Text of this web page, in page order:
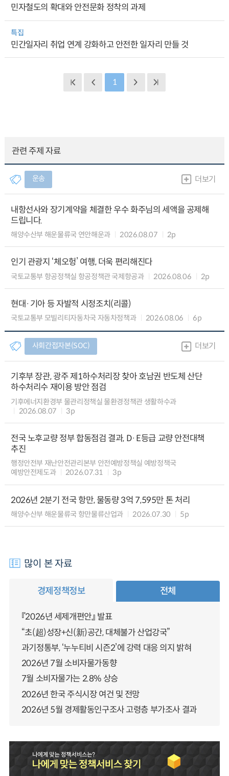
민자철도의 확대와 안전문화 정착의 과제
특집
민간일자리 취업 연계 강화하고 안전한 일자리 만들 것
1
관련 주제 자료
운송 더보기
내항선사와 장기계약을 체결한 우수 화주님의 세액을 공제해
드립니다.
해양수산부 해운물류국 연안해운과 2026.08.07 2p
인기 관광지 ‘체오헝’ 여행, 더욱 편리해진다
국토교통부 항공정책실 항공정책관 국제항공과 2026.08.06 2p
현대·기아 등 자발적 시정조치(리콜)
국토교통부 모빌리티자동차국 자동차정책과 2026.08.06 6p
사회간접자본(SOC) 더보기
기후부 장관, 광주 제1하수처리장 찾아 호남권 반도체 산단
하수처리수 재이용 방안 점검
기후에너지환경부 물관리정책실 물환경정책관 생활하수과
2026.08.07
3p
전국 노후교량 정부 합동점검 결과, D·E등급 교량 안전대책
추진
행정안전부 재난안전관리본부 안전예방정책실 예방정책국
예방안전제도과
2026.07.31 3p
2026년 2분기 전국 항만, 물동량 3억 7,595만 톤 처리
해양수산부 해운물류국 항만물류산업과 2026.07.30 5p
많이 본 자료
경제정책정보 전체
『2026년 세제개편안』 발표
“초(超)성장+신(新)공간, 대체불가 산업강국”
과기정통부, ‘누누티비 시즌2’에 강력 대응 의지 밝혀
2026년 7월 소비자물가동향
7월 소비자물가는 2.8% 상승
2026년 한국 주식시장 여건 및 전망
2026년 5월 경제활동인구조사 고령층 부가조사 결과